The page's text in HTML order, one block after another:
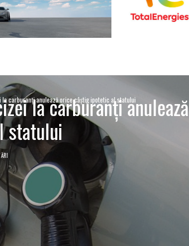
la carburanţi anulează orice câştig ipotetic al statului
la carburanţi anulează
statului